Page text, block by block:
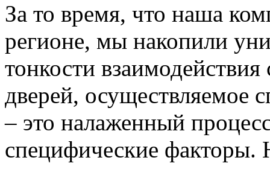
За то время, что наша
регионе, мы накопили
тонкости
дверей, осуществляемое
– это налаженный
специфические